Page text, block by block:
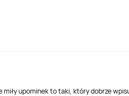
upominek to taki, który dobrze